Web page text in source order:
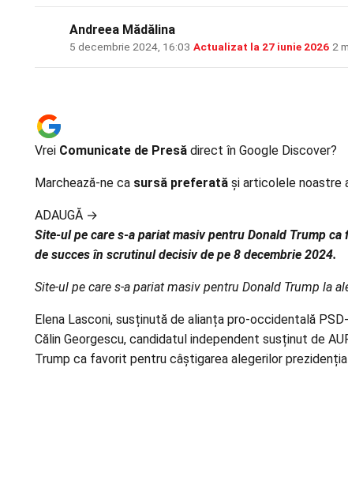
Andreea Mădălina
5 decembrie 2024, 16:03 Actualizat la 27 iunie 2026 2
Vrei Comunicate de Presă direct în Google Discover?
Marchează-ne ca sursă preferată și articolele noastre
ADAUGĂ →
Site-ul pe care s-a pariat masiv pentru Donald Trump
de succes în scrutinul decisiv de pe 8 decembrie 2024.
Site-ul pe care s-a pariat masiv pentru Donald Trump la
Elena Lasconi, susținută de alianța pro-occidentală
Călin Georgescu, candidatul independent susținut de
Trump ca favorit pentru câștigarea alegerilor